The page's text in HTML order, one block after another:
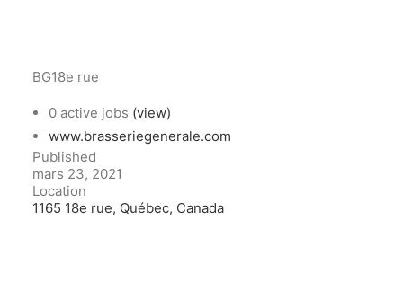
BG18e rue
0 active jobs (view)
www.brasseriegenerale.com
Published
mars 23, 2021
Location
1165 18e rue, Québec, Canada